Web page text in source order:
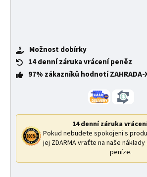
Možnost dobírky
14 denní záruka vrácení peněz
97% zákazníků hodnotí ZAHRADA-
14 denní záruka
Pokud nebudete spokojeni s
jej ZDARMA vraťte na naše
peníze.